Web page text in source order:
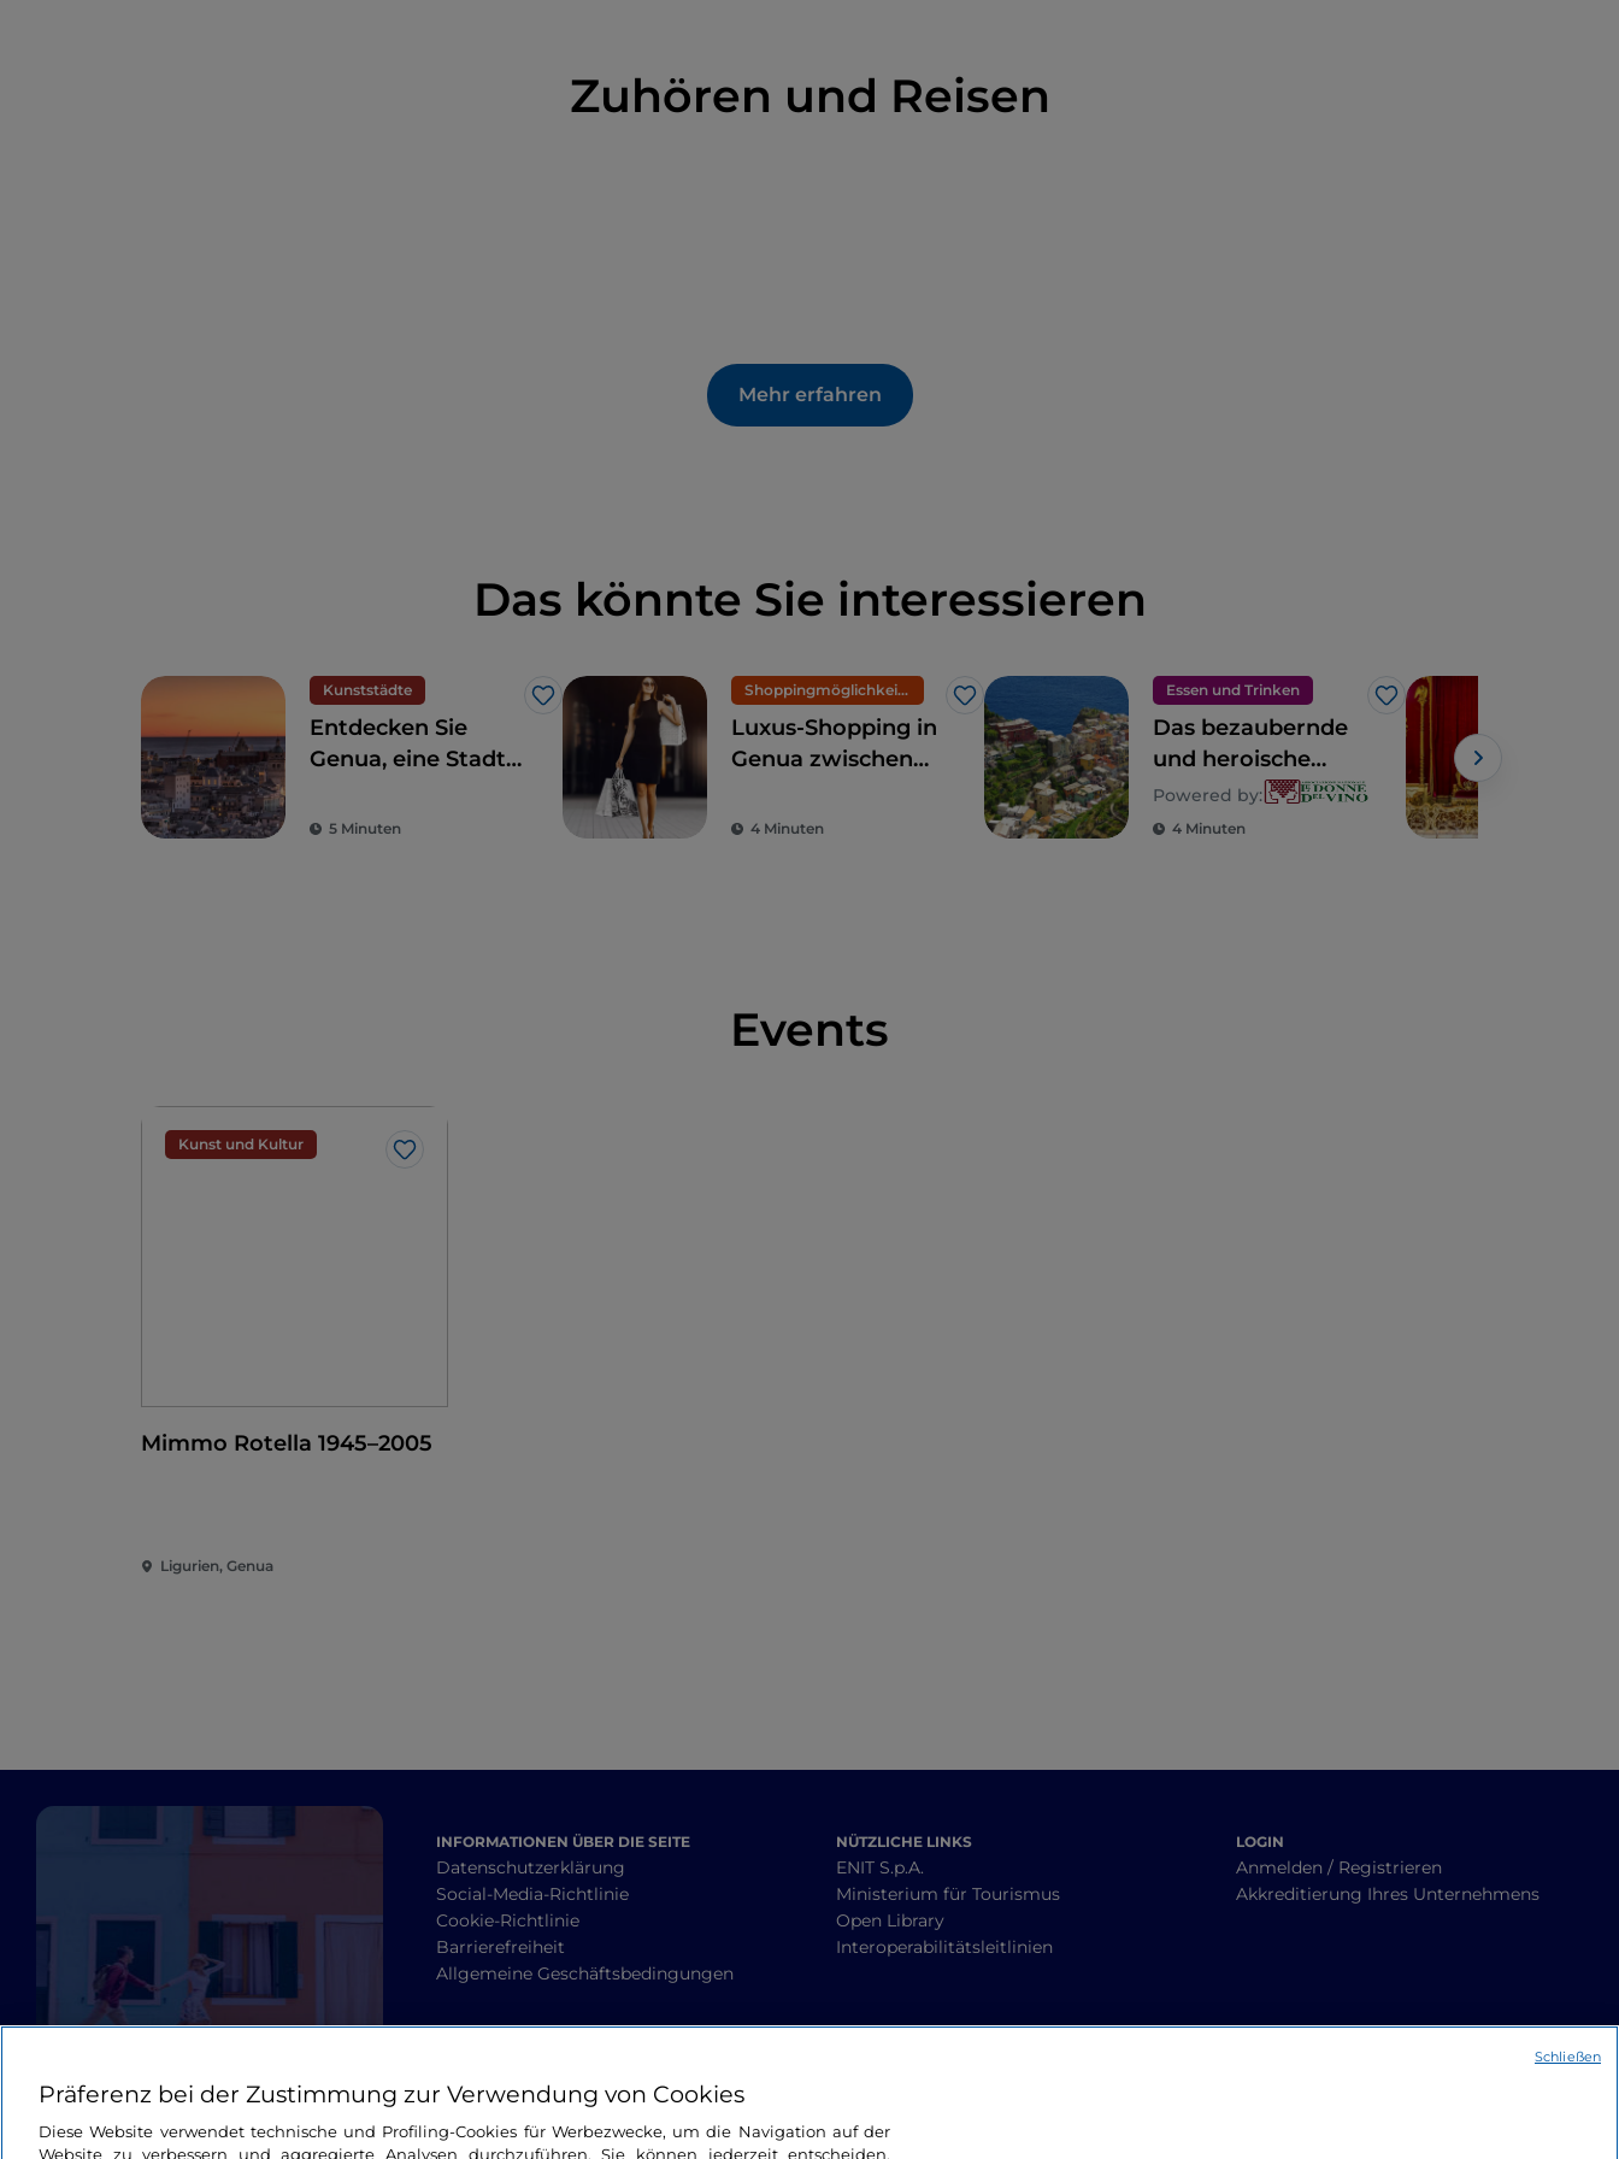
Zuhören und Reisen
Mehr erfahren
Das könnte Sie interessieren
Kunststädte
Like
Entdecken Sie
Genua, eine Stadt
glorreichen
5 Minuten
Shoppingmöglichkeiten und Märkte
Like
Luxus-Shopping in
Genua zwischen
der Galleria
4 Minuten
Essen und Trinken
Like
Das bezaubernde
und heroische
Ligurien
Powered by:
4 Minuten
Events
Kunst und Kultur
Like
Mimmo Rotella 1945–2005
Ligurien, Genua
INFORMATIONEN ÜBER DIE SEITE
Datenschutzerklärung
Social-Media-Richtlinie
Cookie-Richtlinie
Barrierefreiheit
Allgemeine Geschäftsbedingungen
NÜTZLICHE LINKS
ENIT S.p.A.
Ministerium für Tourismus
Open Library
Interoperabilitätsleitlinien
LOGIN
Anmelden / Registrieren
Akkreditierung Ihres Unternehmens
Präferenz bei der Zustimmung zur Verwendung von Cookies
Diese Website verwendet technische und Profiling-Cookies für Werbezwecke, um die Navigation auf der
Website zu verbessern und aggregierte Analysen durchzuführen. Sie können jederzeit entscheiden,
Schließen